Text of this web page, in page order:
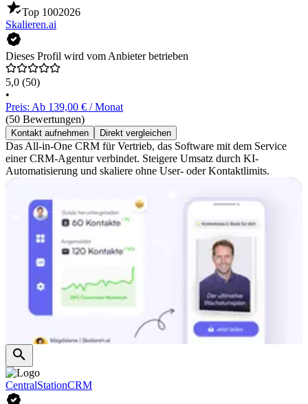
Top 1002026
Skalieren.ai
Dieses Profil wird vom Anbieter betrieben
5,0 (50)
•
Preis: Ab 139,00 € / Monat
(50 Bewertungen)
Kontakt aufnehmen Direkt vergleichen
Das All-in-One CRM für Vertrieb, das Software mit dem Service
einer CRM-Agentur verbindet. Steigere Umsatz durch KI-
Automatisierung und skaliere ohne User- oder Kontaktlimits.
CentralStationCRM